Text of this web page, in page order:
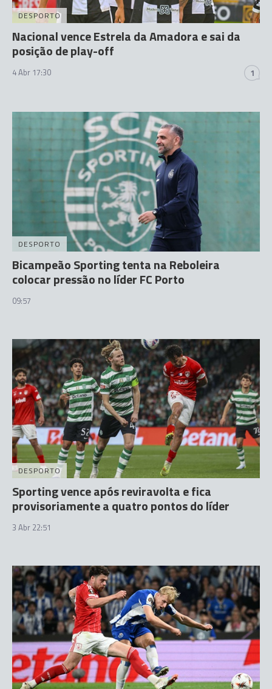
DESPORTO
Nacional vence Estrela da Amadora e sai da
posição de play-off
4 Abr 17:30 1
DESPORTO
Bicampeão Sporting tenta na Reboleira
colocar pressão no líder FC Porto
09:57
DESPORTO
Sporting vence após reviravolta e fica
provisoriamente a quatro pontos do líder
3 Abr 22:51